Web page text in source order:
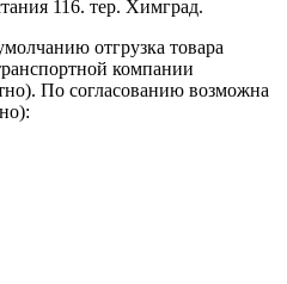
116. тер. Химград.
отгрузка товара
компании
По согласованию возможна